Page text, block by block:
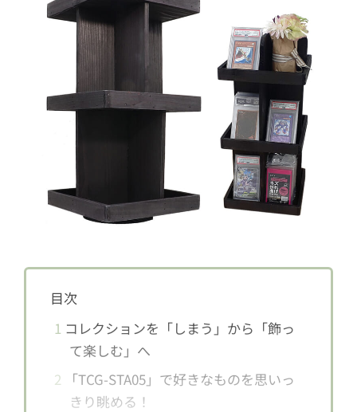
目次
1 コレクションを「しまう」から「飾っ
て楽しむ」へ
2 「TCG-STA05」で好きなものを思いっ
きり眺める！